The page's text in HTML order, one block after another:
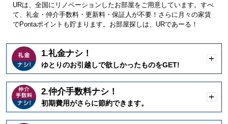
URは、全国にリノベーションしたお部屋をご用意しています。すべ
て、礼金・仲介手数料・更新料・保証人が不要！さらに月々の家賃
でPontaポイントも貯まります。お部屋探しは、URであーる！
1.礼金ナシ！
ゆとりのお引越しで欲しかったものをGET!
く
2.仲介手数料ナシ！
初期費用がさらに節約できます。
く